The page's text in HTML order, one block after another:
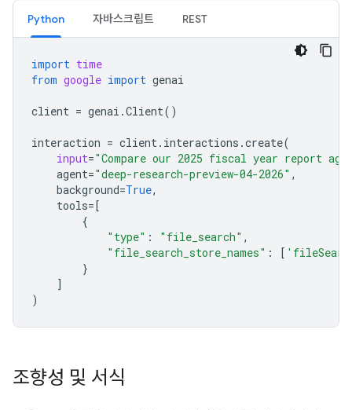
Python 자바스크립트 REST
import time
from google import genai
client = genai .Client()
interaction = client. interactions .create(
input="Compare our 2025 fiscal year report
agent="deep-research-preview-04-2026" ,
background=True,
tools=[
{
"type" : "file_search" ,
"file_search_store_names" : [
}
]
)
조향성 및 서식